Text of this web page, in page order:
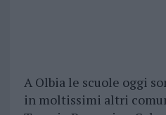
A Olbia le scuole oggi
in moltissimi altri